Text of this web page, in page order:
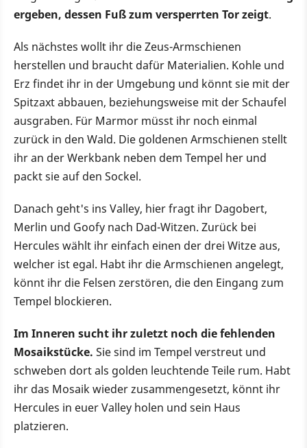
ergeben, dessen Fuß zum versperrten Tor zeigt.
Als nächstes wollt ihr die Zeus-Armschienen
herstellen und braucht dafür Materialien. Kohle und
Erz findet ihr in der Umgebung und könnt sie mit der
Spitzaxt abbauen, beziehungsweise mit der Schaufel
ausgraben. Für Marmor müsst ihr noch einmal
zurück in den Wald. Die goldenen Armschienen stellt
ihr an der Werkbank neben dem Tempel her und
packt sie auf den Sockel.
Danach geht's ins Valley, hier fragt ihr Dagobert,
Merlin und Goofy nach Dad-Witzen. Zurück bei
Hercules wählt ihr einfach einen der drei Witze aus,
welcher ist egal. Habt ihr die Armschienen angelegt,
könnt ihr die Felsen zerstören, die den Eingang zum
Tempel blockieren.
Im Inneren sucht ihr zuletzt noch die fehlenden
Mosaikstücke. Sie sind im Tempel verstreut und
schweben dort als golden leuchtende Teile rum. Habt
ihr das Mosaik wieder zusammengesetzt, könnt ihr
Hercules in euer Valley holen und sein Haus
platzieren.